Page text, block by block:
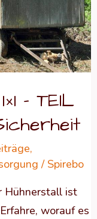
– TEIL
,
/ Spirebo
Hühnerstall ist
worauf es